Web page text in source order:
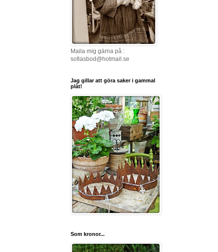
Maila mig gärna på :
sofiasbod@hotmail.se
Jag gillar att göra saker i gammal
plåt!
Som kronor...